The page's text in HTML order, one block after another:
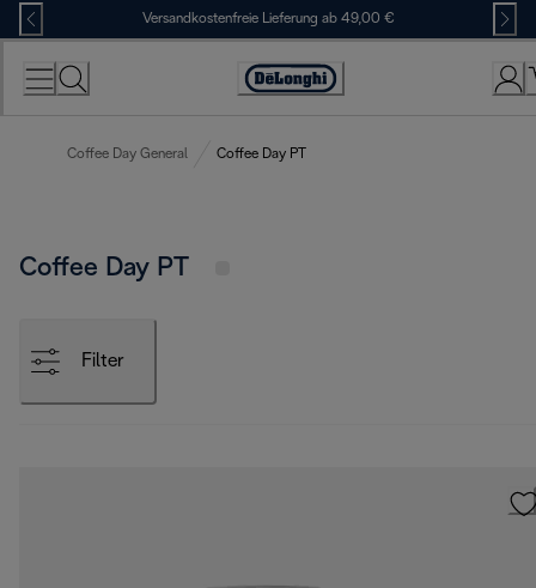
Skip
to
Content
Versandkostenfreie Lieferung ab 49,00 €
Erklärung
Zugänglichkeit
Coffee Day General Coffee Day PT
Coffee Day PT
Filter